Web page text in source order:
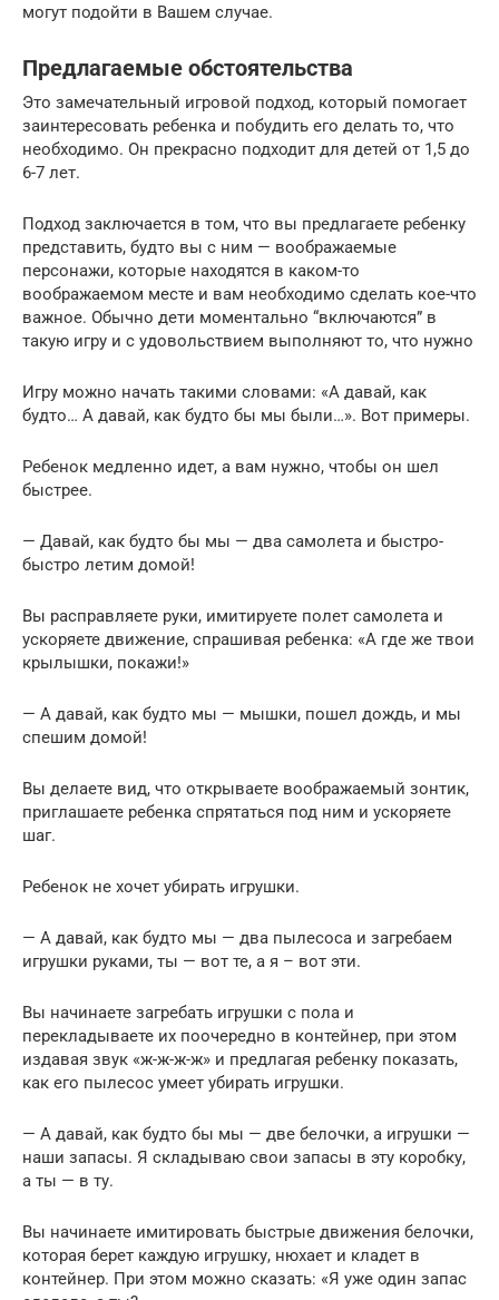
могут подойти в Вашем случае.
Предлагаемые обстоятельства
Это замечательный игровой подход, который помогает
заинтересовать ребенка и побудить его делать то, что
необходимо. Он прекрасно подходит для детей от 1,5 до
6-7 лет.
Подход заключается в том, что вы предлагаете ребенку
представить, будто вы с ним — воображаемые
персонажи, которые находятся в каком-то
воображаемом месте и вам необходимо сделать кое-что
важное. Обычно дети моментально “включаются” в
такую игру и с удовольствием выполняют то, что нужно
Игру можно начать такими словами: «А давай, как
будто… А давай, как будто бы мы были…». Вот примеры.
Ребенок медленно идет, а вам нужно, чтобы он шел
быстрее.
— Давай, как будто бы мы — два самолета и быстро-
быстро летим домой!
Вы расправляете руки, имитируете полет самолета и
ускоряете движение, спрашивая ребенка: «А где же твои
крылышки, покажи!»
— А давай, как будто мы — мышки, пошел дождь, и мы
спешим домой!
Вы делаете вид, что открываете воображаемый зонтик,
приглашаете ребенка спрятаться под ним и ускоряете
шаг.
Ребенок не хочет убирать игрушки.
— А давай, как будто мы — два пылесоса и загребаем
игрушки руками, ты — вот те, а я – вот эти.
Вы начинаете загребать игрушки с пола и
перекладываете их поочередно в контейнер, при этом
издавая звук «ж-ж-ж-ж» и предлагая ребенку показать,
как его пылесос умеет убирать игрушки.
— А давай, как будто бы мы — две белочки, а игрушки —
наши запасы. Я складываю свои запасы в эту коробку,
а ты — в ту.
Вы начинаете имитировать быстрые движения белочки,
которая берет каждую игрушку, нюхает и кладет в
контейнер. При этом можно сказать: «Я уже один запас